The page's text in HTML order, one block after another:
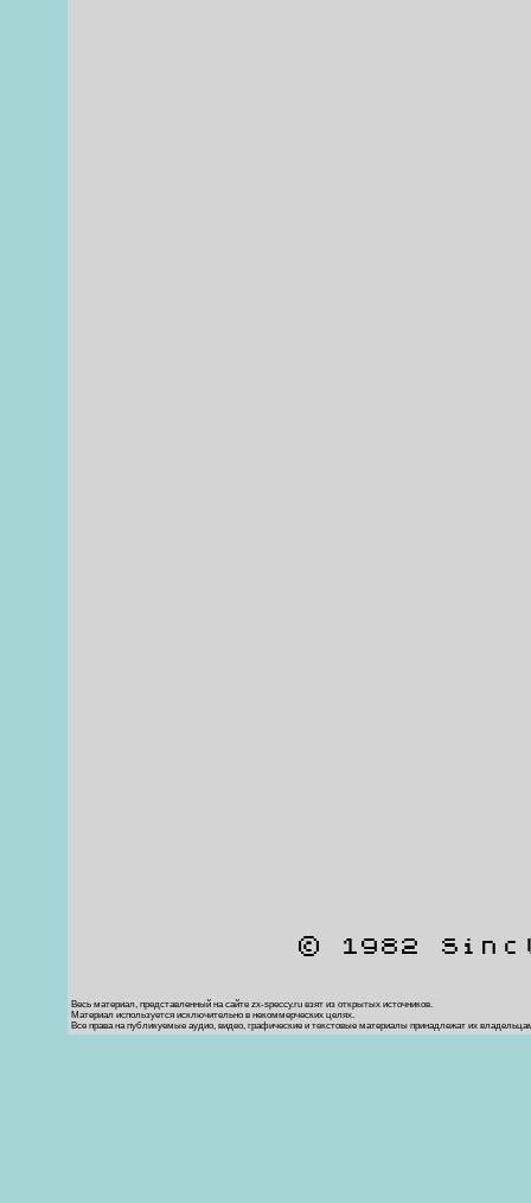
© 1982
Весь материал, представленный на сайте zx-speccy.ru взят из открытых источников.
Материал используется исключительно в некоммерческих целях.
Все права на публикуемые аудио, видео, графические и текстовые материалы принадлежат их